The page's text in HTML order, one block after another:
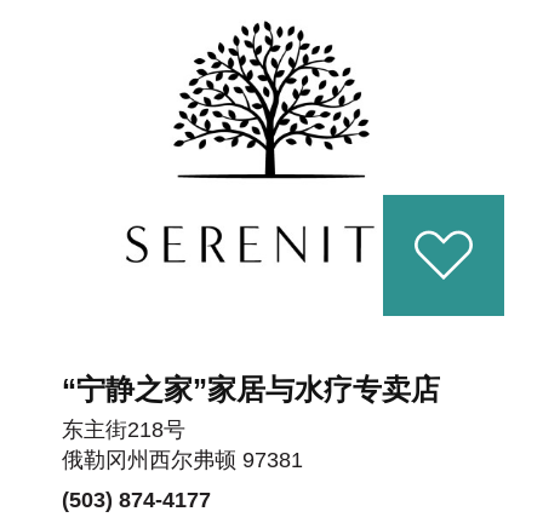
“宁静之家”家居与水疗专卖店
东主街218号
俄勒冈州西尔弗顿 97381
(503) 874-4177